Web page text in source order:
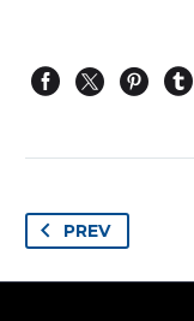
PREV